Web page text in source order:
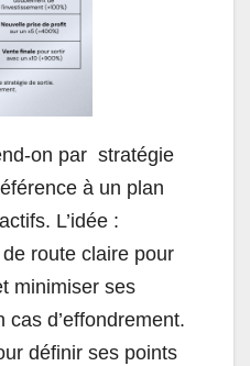
on par stratégie
à un plan
L’idée :
route claire pour
minimiser ses
d’effondrement.
définir ses points